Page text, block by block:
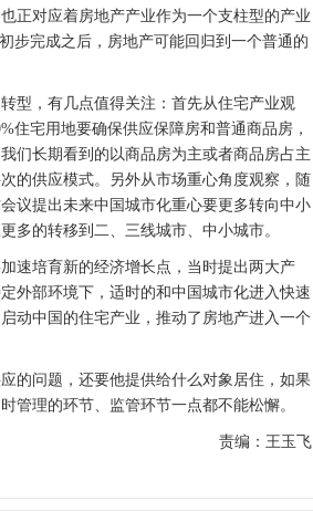
正对应着房地产产业作为一个支柱型的产业
步完成之后，房地产可能回归到一个普通的
，有几点值得关注：首先从住宅产业观
住宅用地要确保供应保障房和普通商品房，
们长期看到的以商品房为主或者商品房占主
的供应模式。另外从市场重心角度观察，随
议提出未来中国城市化重心要更多转向中小
多的转移到二、三线城市、中小城市。
培育新的经济增长点，当时提出两大产
外部环境下，适时的和中国城市化进入快速
动中国的住宅产业，推动了房地产进入一个
问题，还要他提供给什么对象居住，如果
管理的环节、监管环节一点都不能松懈。
责编：王玉飞